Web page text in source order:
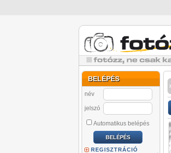
BELÉPÉS
név
jelszó
Automatikus belépés
REGISZTRÁCIÓ